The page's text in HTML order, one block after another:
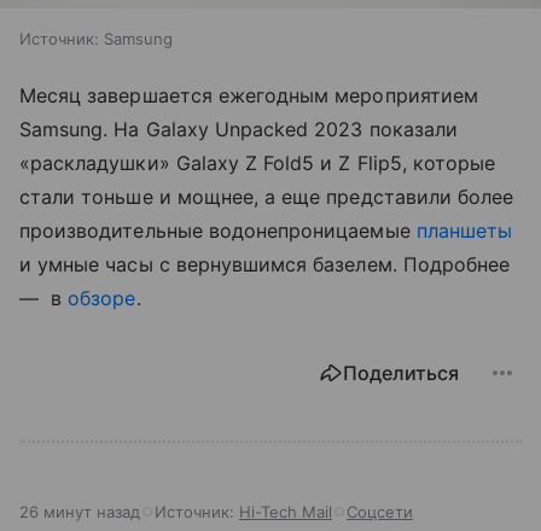
Источник: Samsung
Месяц завершается ежегодным мероприятием
Samsung. На Galaxy Unpacked 2023 показали
«раскладушки» Galaxy Z Fold5 и Z Flip5, которые
стали тоньше и мощнее, а еще представили более
производительные водонепроницаемые планшеты
и умные часы с вернувшимся базелем. Подробнее
— в обзоре.
Поделиться
26 минут назад Источник: Hi-Tech Mail Соцсети